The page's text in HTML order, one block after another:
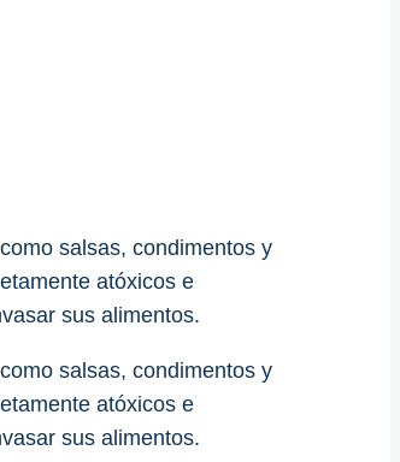
salsas, condimentos y
atóxicos e
sus alimentos.
salsas, condimentos y
atóxicos e
sus alimentos.